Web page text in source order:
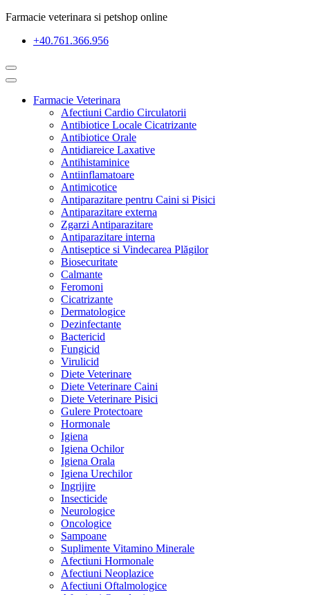
Farmacie veterinara si petshop online
+40.761.366.956
Farmacie Veterinara
Afectiuni Cardio Circulatorii
Antibiotice Locale Cicatrizante
Antibiotice Orale
Antidiareice Laxative
Antihistaminice
Antiinflamatoare
Antimicotice
Antiparazitare pentru Caini si Pisici
Antiparazitare externa
Zgarzi Antiparazitare
Antiparazitare interna
Antiseptice si Vindecarea Plăgilor
Biosecuritate
Calmante
Feromoni
Cicatrizante
Dermatologice
Dezinfectante
Bactericid
Fungicid
Virulicid
Diete Veterinare
Diete Veterinare Caini
Diete Veterinare Pisici
Gulere Protectoare
Hormonale
Igiena
Igiena Ochilor
Igiena Orala
Igiena Urechilor
Ingrijire
Insecticide
Neurologice
Oncologice
Sampoane
Suplimente Vitamino Minerale
Afectiuni Hormonale
Afectiuni Neoplazice
Afectiuni Oftalmologice